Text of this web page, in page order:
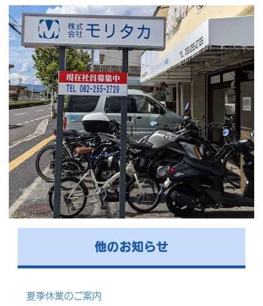
他のお知らせ
夏季休業のご案内